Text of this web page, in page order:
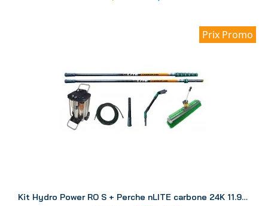
Prix Promo
Kit Hydro Power RO S + Perche nLITE carbone 24K 11.90 m RONK1